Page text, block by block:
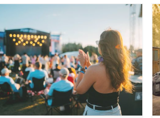
tuhansia kävijöitä nauttimaan
kulttuuriohjelmasta. Ilmaisohjelman
kävijämäärä kasvoi
edellisvuodesta, kun taas
maksullisen alueen kävijämäärä
säilyi lähes samalla tasolla. Neljän
päivän aikana festivaalilla kuultiin yli
200 esiintyjää, käytiin yhteiskunnallisia
keskusteluja, laulettiin yhdessä ja
koettiin ainutlaatuisia konserttihetkiä